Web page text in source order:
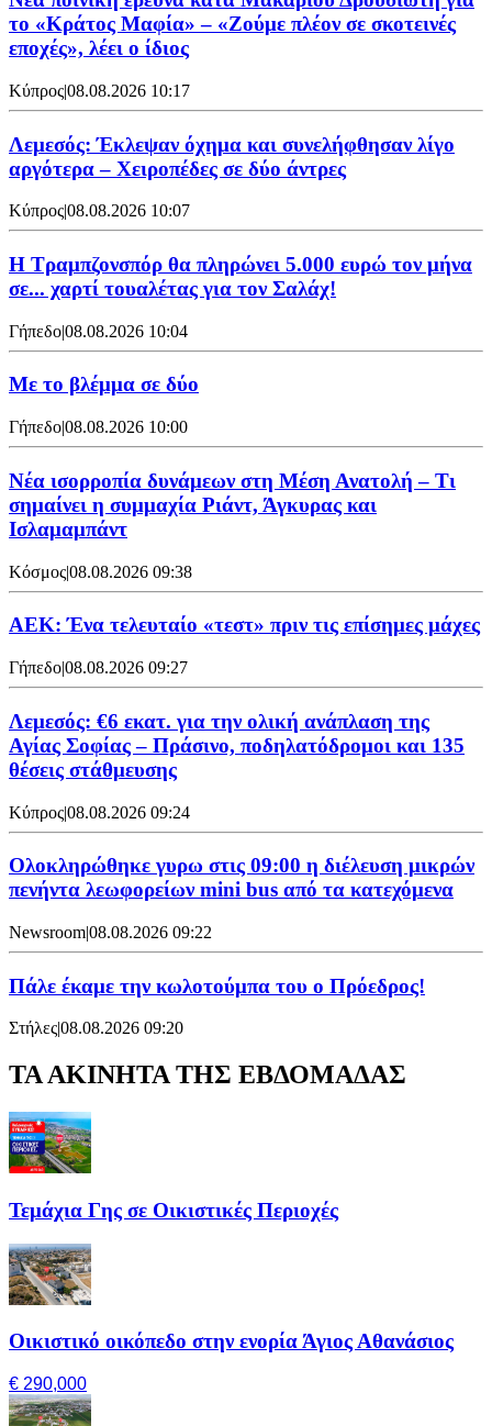
το «Κράτος Μαφία» – «Ζούμε πλέον σε σκοτεινές
εποχές», λέει ο ίδιος
Κύπρος|08.08.2026 10:17
Λεμεσός: Έκλεψαν όχημα και συνελήφθησαν λίγο
αργότερα – Χειροπέδες σε δύο άντρες
Κύπρος|08.08.2026 10:07
Η Τραμπζονσπόρ θα πληρώνει 5.000 ευρώ τον μήνα
σε... χαρτί τουαλέτας για τον Σαλάχ!
Γήπεδο|08.08.2026 10:04
Με το βλέμμα σε δύο
Γήπεδο|08.08.2026 10:00
Νέα ισορροπία δυνάμεων στη Μέση Ανατολή – Τι
σημαίνει η συμμαχία Ριάντ, Άγκυρας και
Ισλαμαμπάντ
Κόσμος|08.08.2026 09:38
ΑΕΚ: Ένα τελευταίο «τεστ» πριν τις επίσημες μάχες
Γήπεδο|08.08.2026 09:27
Λεμεσός: €6 εκατ. για την ολική ανάπλαση της
Αγίας Σοφίας – Πράσινο, ποδηλατόδρομοι και 135
θέσεις στάθμευσης
Κύπρος|08.08.2026 09:24
Ολοκληρώθηκε γυρω στις 09:00 η διέλευση μικρών
πενήντα λεωφορείων mini bus από τα κατεχόμενα
Newsroom|08.08.2026 09:22
Πάλε έκαμε την κωλοτούμπα του ο Πρόεδρος!
Στήλες|08.08.2026 09:20
ΤΑ ΑΚΙΝΗΤΑ ΤΗΣ ΕΒΔΟΜΑΔΑΣ
Τεμάχια Γης σε Οικιστικές Περιοχές
Οικιστικό οικόπεδο στην ενορία Άγιος Αθανάσιος
€ 290,000